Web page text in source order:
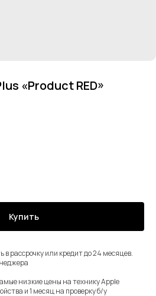
«Product RED»
Купить
рассрочку или кредит до 24 месяцев.
низкие цены на технику Apple
и 1 месяц на проверку б/у